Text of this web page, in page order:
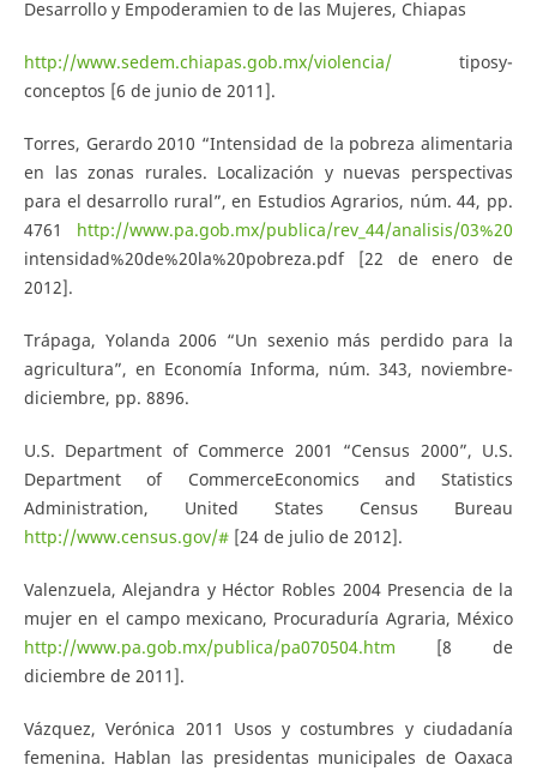
Desarrollo y Empoderamien­ to de las Mujeres, Chiapas
http://www.sedem.chiapas.gob.mx/violencia/tipos­y­
conceptos [6 de junio de 2011].
Torres, Gerardo 2010 “Intensidad de la pobreza alimentaria
en las zonas rurales. Localización y nuevas perspectivas
para el desarrollo rural”, en Estudios Agrarios, núm. 44, pp.
47­61 http://www.pa.gob.mx/publica/rev_44/analisis/03%20
intensidad%20de%20la%20pobreza.pdf [22 de enero de
2012].
Trápaga, Yolanda 2006 “Un sexenio más perdido para la
agricultura”, en Economía Informa, núm. 343, noviembre­
diciembre, pp. 88­96.
U.S. Department of Commerce 2001 “Census 2000”, U.S.
Department of Commerce­Economics and Statistics
Administration, United States Census Bureau
http://www.census.gov/#[24 de julio de 2012].
Valenzuela, Alejandra y Héctor Robles 2004 Presencia de la
mujer en el campo mexicano, Procuraduría Agraria, México
http://www.pa.gob.mx/publica/pa070504.htm [8 de
diciembre de 2011].
Vázquez, Verónica 2011 Usos y costumbres y ciudadanía
femenina. Hablan las presidentas municipales de Oaxaca